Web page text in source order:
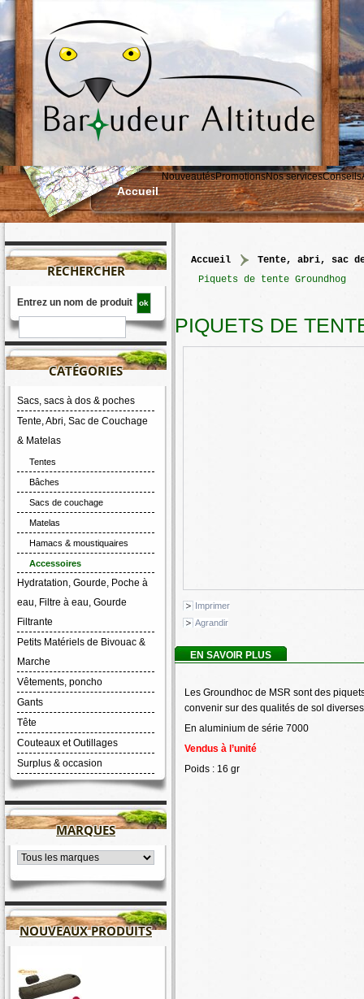
Accueil
NouveautésPromotionsNos servicesConseils
RECHERCHER
Entrez un nom de produit
CATÉGORIES
Sacs, sacs à dos & poches
Tente, Abri, Sac de Couchage
& Matelas
Tentes
Bâches
Sacs de couchage
Matelas
Hamacs & moustiquaires
Accessoires
Hydratation, Gourde, Poche à
eau, Filtre à eau, Gourde
Filtrante
Petits Matériels de Bivouac &
Marche
Vêtements, poncho
Gants
Tête
Couteaux et Outillages
Surplus & occasion
MARQUES
NOUVEAUX PRODUITS
accueil >
tente, abri, sac
Piquets de tente Groundhog
PIQUETS DE
Imprimer
Agrandir
EN SAVOIR PLUS
Les Groundhoc de MSR sont des
convenir sur des qualités de sol
En aluminium de série 7000
Vendus à l’unité
Poids : 16 gr